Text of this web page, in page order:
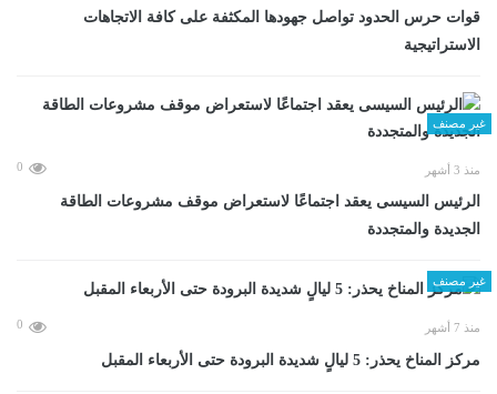
قوات حرس الحدود تواصل جهودها المكثفة على كافة الاتجاهات
الاستراتيجية
غير مصنف
منذ 3 أشهر 0
الرئيس السيسى يعقد اجتماعًا لاستعراض موقف مشروعات الطاقة
الجديدة والمتجددة
غير مصنف
منذ 7 أشهر 0
مركز المناخ يحذر: 5 ليالٍ شديدة البرودة حتى الأربعاء المقبل